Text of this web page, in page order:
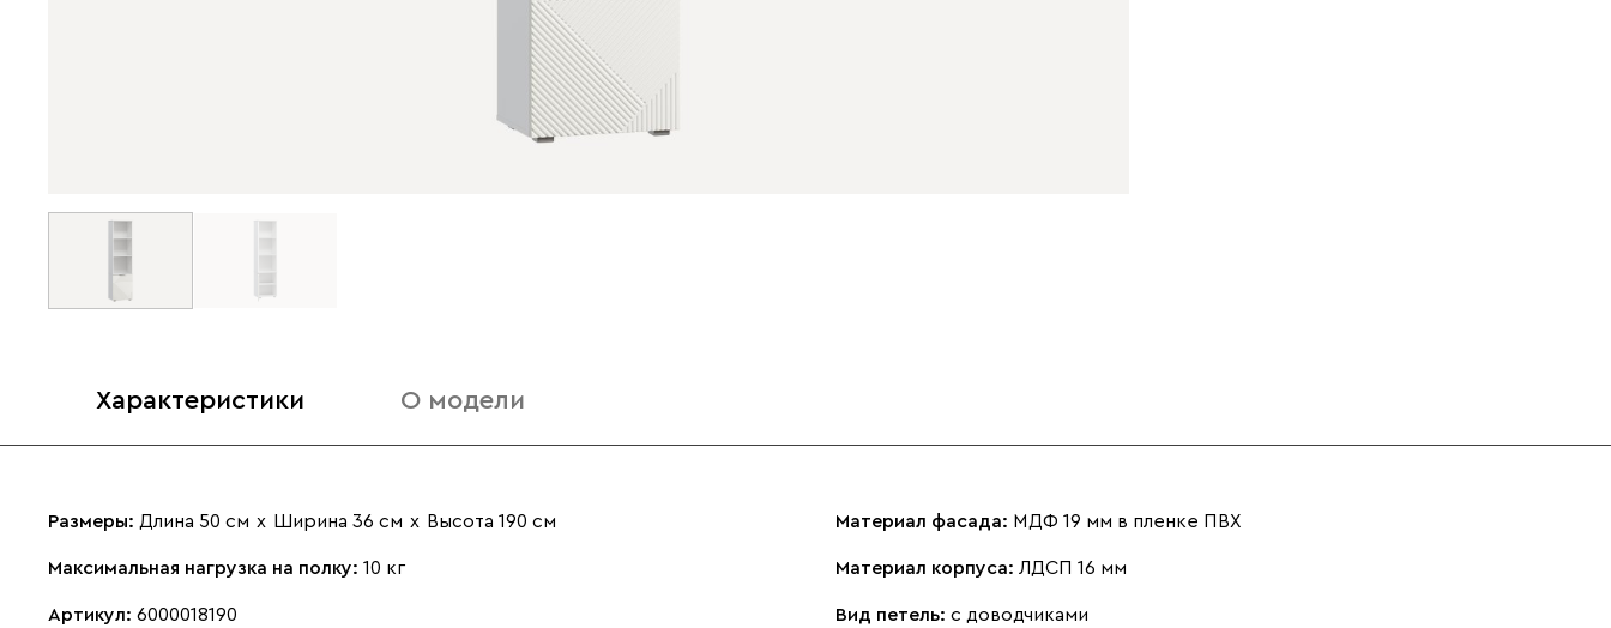
Характеристики О модели
Размеры: Длина 50 см х Ширина 36 см х Высота 190 см
Максимальная нагрузка на полку: 10 кг
Артикул: 6000018190
Материал фасада: МДФ 19 мм в пленке ПВХ
Материал корпуса: ЛДСП 16 мм
Вид петель: с доводчиками